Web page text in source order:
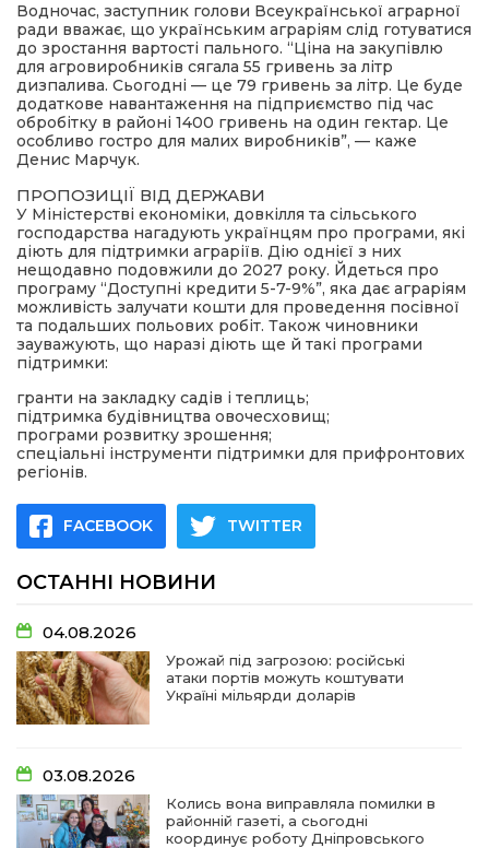
Водночас, заступник голови Всеукраїнської аграрної
ради вважає, що українським аграріям слід готуватися
до зростання вартості пального. “Ціна на закупівлю
для агровиробників сягала 55 гривень за літр
дизпалива. Сьогодні — це 79 гривень за літр. Це буде
додаткове навантаження на підприємство під час
обробітку в районі 1400 гривень на один гектар. Це
особливо гостро для малих виробників”, — каже
Денис Марчук.
ПРОПОЗИЦІЇ ВІД ДЕРЖАВИ
У Міністерстві економіки, довкілля та сільського
господарства нагадують українцям про програми, які
діють для підтримки аграріїв. Дію однієї з них
нещодавно подовжили до 2027 року. Йдеться про
програму “Доступні кредити 5-7-9%”, яка дає аграріям
можливість залучати кошти для проведення посівної
та подальших польових робіт. Також чиновники
зауважують, що наразі діють ще й такі програми
підтримки:
гранти на закладку садів і теплиць;
підтримка будівництва овочесховищ;
програми розвитку зрошення;
спеціальні інструменти підтримки для прифронтових
регіонів.
FACEBOOK TWITTER
ОСТАННІ НОВИНИ
04.08.2026
Урожай під загрозою: російські
атаки портів можуть коштувати
Україні мільярди доларів
03.08.2026
Колись вона виправляла помилки в
районній газеті, а сьогодні
координує роботу Дніпровського